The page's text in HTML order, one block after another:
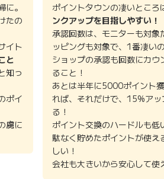
。
たの
イト
と
知っ
ポイ
虜に
ポイントタウンの凄いところ
ンクアップを目指しやすい！
承認回数は、モニターも対象
ッピングも対象で、1番凄い
ショップの承認も回数にカウ
ること！
あとは半年に5000ポイント
れば、それだけで、15%アッ
る！
ポイント交換のハードルも低
駄なく貯めたポイントが使え
しい！
会社も大きいから安心して使